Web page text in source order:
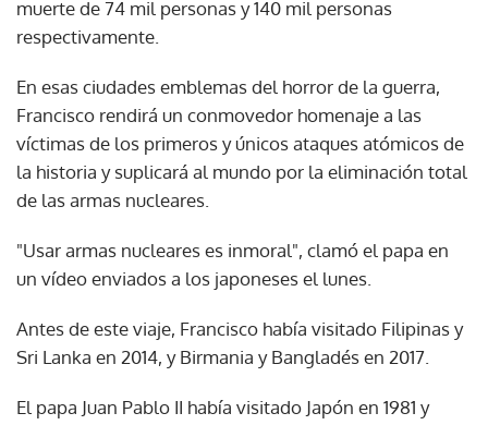
muerte de 74 mil personas y 140 mil personas
respectivamente.
En esas ciudades emblemas del horror de la guerra,
Francisco rendirá un conmovedor homenaje a las
víctimas de los primeros y únicos ataques atómicos de
la historia y suplicará al mundo por la eliminación total
de las armas nucleares.
"Usar armas nucleares es inmoral", clamó el papa en
un vídeo enviados a los japoneses el lunes.
Antes de este viaje, Francisco había visitado Filipinas y
Sri Lanka en 2014, y Birmania y Bangladés en 2017.
El papa Juan Pablo II había visitado Japón en 1981 y